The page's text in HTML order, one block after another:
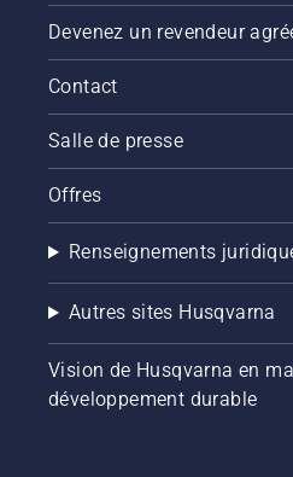
Devenez un revendeur
Contact
Salle de presse
Offres
Renseignements
Autres sites Husqvarna
Vision de Husqvarna en
développement durable